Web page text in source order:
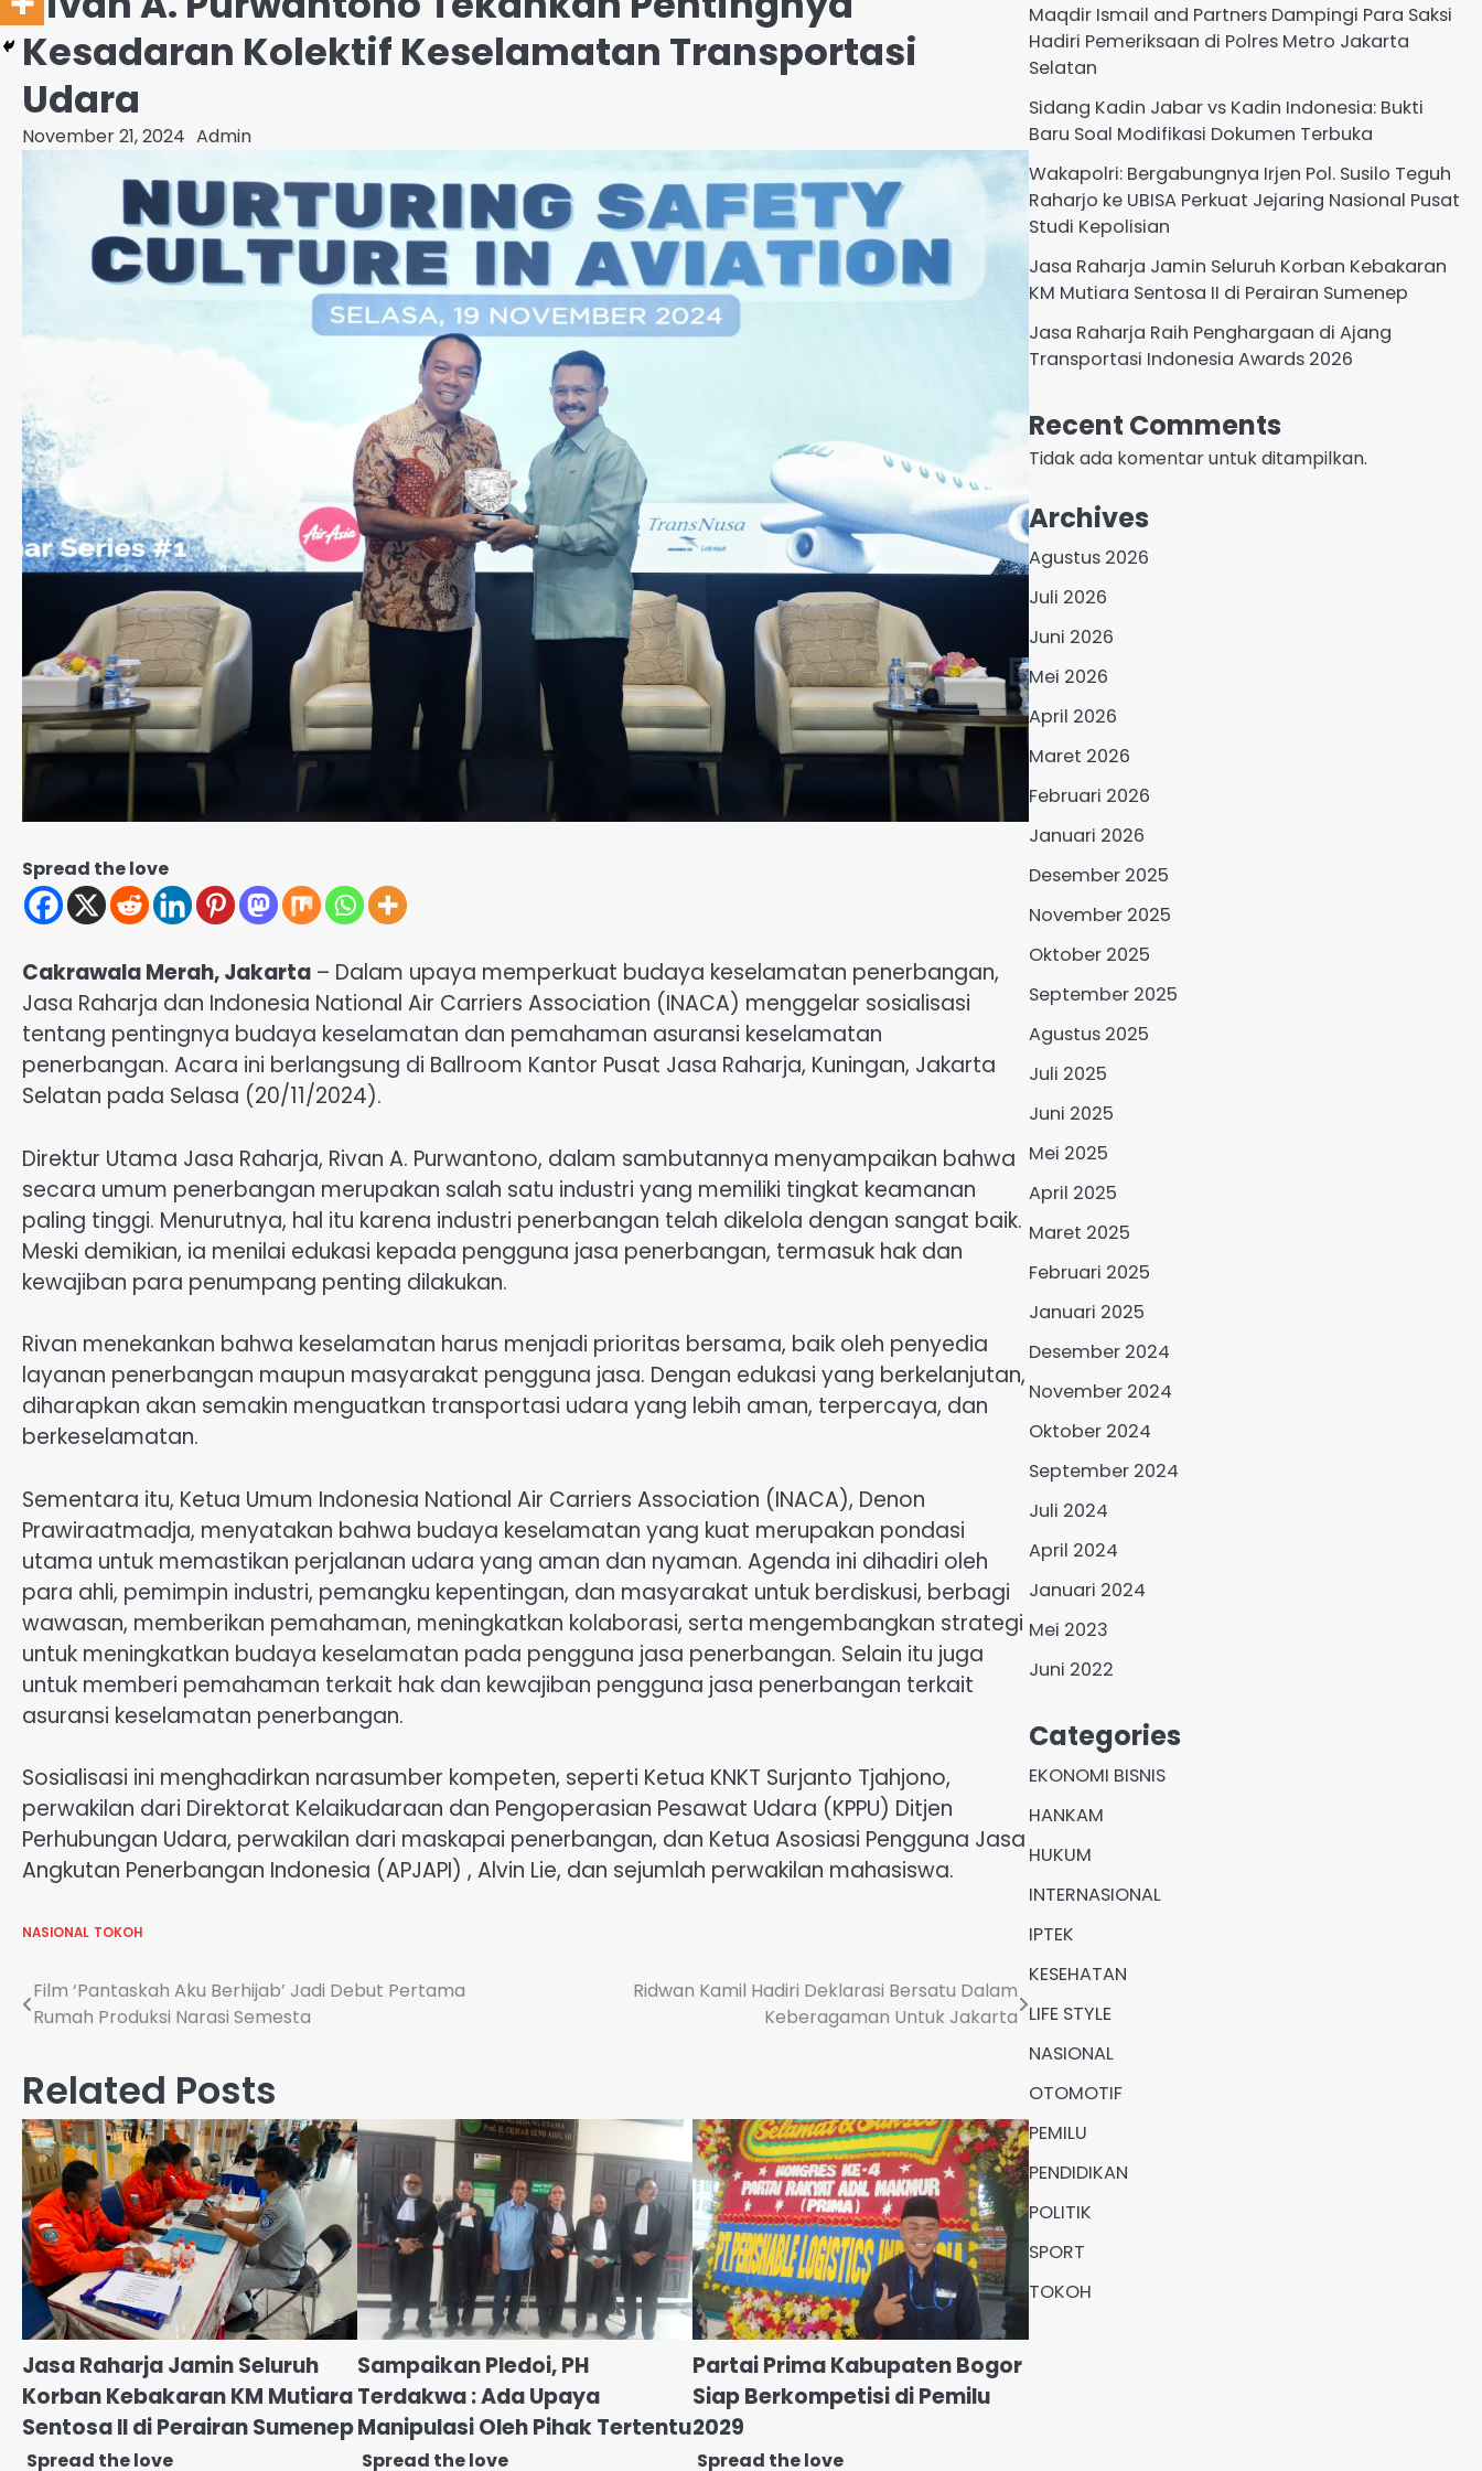
Kesadaran Kolektif Keselamatan Transportasi
Udara
November 21, 2024 Admin
Spread the love
Cakrawala Merah, Jakarta – Dalam upaya memperkuat budaya keselamatan penerbangan,
Jasa Raharja dan Indonesia National Air Carriers Association (INACA) menggelar sosialisasi
tentang pentingnya budaya keselamatan dan pemahaman asuransi keselamatan
penerbangan. Acara ini berlangsung di Ballroom Kantor Pusat Jasa Raharja, Kuningan, Jakarta
Selatan pada Selasa (20/11/2024).
Direktur Utama Jasa Raharja, Rivan A. Purwantono, dalam sambutannya menyampaikan bahwa
secara umum penerbangan merupakan salah satu industri yang memiliki tingkat keamanan
paling tinggi. Menurutnya, hal itu karena industri penerbangan telah dikelola dengan sangat baik.
Meski demikian, ia menilai edukasi kepada pengguna jasa penerbangan, termasuk hak dan
kewajiban para penumpang penting dilakukan.
Rivan menekankan bahwa keselamatan harus menjadi prioritas bersama, baik oleh penyedia
layanan penerbangan maupun masyarakat pengguna jasa. Dengan edukasi yang berkelanjutan,
diharapkan akan semakin menguatkan transportasi udara yang lebih aman, terpercaya, dan
berkeselamatan.
Sementara itu, Ketua Umum Indonesia National Air Carriers Association (INACA), Denon
Prawiraatmadja, menyatakan bahwa budaya keselamatan yang kuat merupakan pondasi
utama untuk memastikan perjalanan udara yang aman dan nyaman. Agenda ini dihadiri oleh
para ahli, pemimpin industri, pemangku kepentingan, dan masyarakat untuk berdiskusi, berbagi
wawasan, memberikan pemahaman, meningkatkan kolaborasi, serta mengembangkan strategi
untuk meningkatkan budaya keselamatan pada pengguna jasa penerbangan. Selain itu juga
untuk memberi pemahaman terkait hak dan kewajiban pengguna jasa penerbangan terkait
asuransi keselamatan penerbangan.
Sosialisasi ini menghadirkan narasumber kompeten, seperti Ketua KNKT Surjanto Tjahjono,
perwakilan dari Direktorat Kelaikudaraan dan Pengoperasian Pesawat Udara (KPPU) Ditjen
Perhubungan Udara, perwakilan dari maskapai penerbangan, dan Ketua Asosiasi Pengguna Jasa
Angkutan Penerbangan Indonesia (APJAPI) , Alvin Lie, dan sejumlah perwakilan mahasiswa.
NASIONAL TOKOH
Navigasi
pos
Film ‘Pantaskah Aku Berhijab’ Jadi Debut Pertama
Rumah Produksi Narasi Semesta
Ridwan Kamil Hadiri Deklarasi Bersatu Dalam
Keberagaman Untuk Jakarta
Related Posts
Jasa Raharja Jamin Seluruh
Korban Kebakaran KM Mutiara
Sentosa II di Perairan Sumenep
Spread the love
Sampaikan Pledoi, PH
Terdakwa : Ada Upaya
Manipulasi Oleh Pihak Tertentu
Spread the love
Partai Prima Kabupaten Bogor
Siap Berkompetisi di Pemilu
2029
Spread the love
Maqdir Ismail and Partners Dampingi Para Saksi
Hadiri Pemeriksaan di Polres Metro Jakarta
Selatan
Sidang Kadin Jabar vs Kadin Indonesia: Bukti
Baru Soal Modifikasi Dokumen Terbuka
Wakapolri: Bergabungnya Irjen Pol. Susilo Teguh
Raharjo ke UBISA Perkuat Jejaring Nasional Pusat
Studi Kepolisian
Jasa Raharja Jamin Seluruh Korban Kebakaran
KM Mutiara Sentosa II di Perairan Sumenep
Jasa Raharja Raih Penghargaan di Ajang
Transportasi Indonesia Awards 2026
Recent Comments
Tidak ada komentar untuk ditampilkan.
Archives
Agustus 2026
Juli 2026
Juni 2026
Mei 2026
April 2026
Maret 2026
Februari 2026
Januari 2026
Desember 2025
November 2025
Oktober 2025
September 2025
Agustus 2025
Juli 2025
Juni 2025
Mei 2025
April 2025
Maret 2025
Februari 2025
Januari 2025
Desember 2024
November 2024
Oktober 2024
September 2024
Juli 2024
April 2024
Januari 2024
Mei 2023
Juni 2022
Categories
EKONOMI BISNIS
HANKAM
HUKUM
INTERNASIONAL
IPTEK
KESEHATAN
LIFE STYLE
NASIONAL
OTOMOTIF
PEMILU
PENDIDIKAN
POLITIK
SPORT
TOKOH